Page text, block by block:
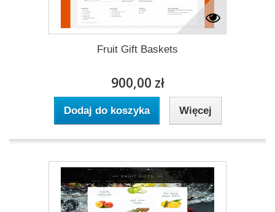
Fruit Gift Baskets
900,00 zł
Dodaj do koszyka Więcej